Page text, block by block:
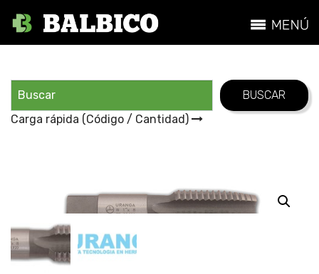
Carga rápida (Código / Cantidad)